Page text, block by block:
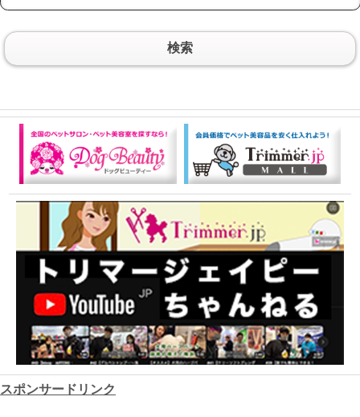
検索
スポンサードリンク